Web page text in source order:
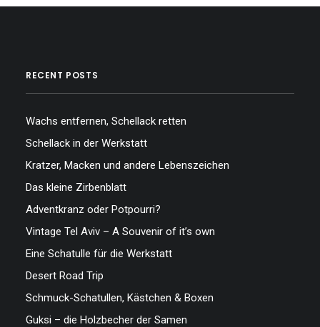
RECENT POSTS
Wachs entfernen, Schellack retten
Schellack in der Werkstatt
Kratzer, Macken und andere Lebenszeichen
Das kleine Zirbenblatt
Adventkranz oder Potpourri?
Vintage Tel Aviv – A Souvenir of it’s own
Eine Schatulle für die Werkstatt
Desert Road Trip
Schmuck-Schatullen, Kästchen & Boxen
Guksi – die Holzbecher der Samen